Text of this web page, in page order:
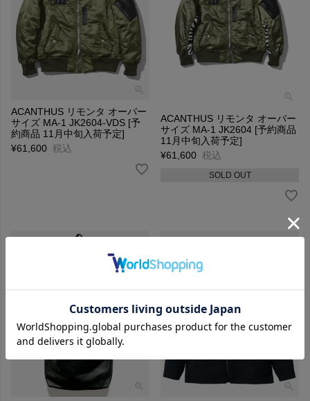
ACANTHUS リモンタ オーバー
サイズ MA-1 JK2604-VDS [予
約商品 11月中旬入荷予定]
¥61,600 税込
ACANTHUS リモンタ オーバー
サイズ MA-1 JK2604 [予約商品
11月中旬入荷予定]
¥61,600 税込
SOLD OUT